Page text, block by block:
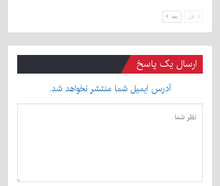
قبل بعد
ارسال یک پاسخ
آدرس ایمیل شما منتشر نخواهد شد.